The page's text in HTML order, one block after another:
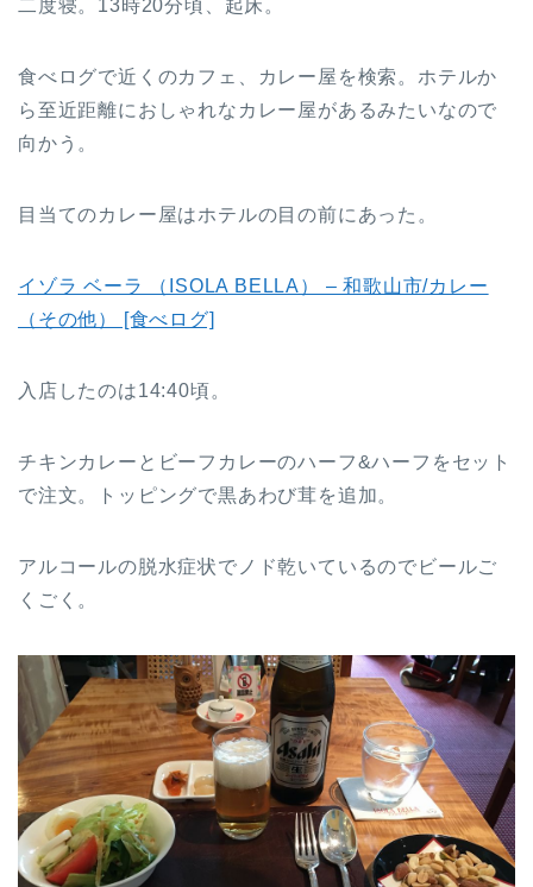
二度寝。13時20分頃、起床。
食べログで近くのカフェ、カレー屋を検索。ホテルか
ら至近距離におしゃれなカレー屋があるみたいなので
向かう。
目当てのカレー屋はホテルの目の前にあった。
イゾラ ベーラ （ISOLA BELLA） – 和歌山市/カレー
（その他） [食べログ]
入店したのは14:40頃。
チキンカレーとビーフカレーのハーフ&ハーフをセット
で注文。トッピングで黒あわび茸を追加。
アルコールの脱水症状でノド乾いているのでビールご
くごく。